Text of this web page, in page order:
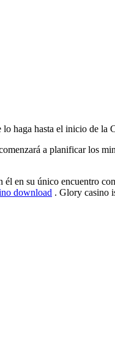
haga hasta el inicio de la
a planificar los
en su único encuentro
download . Glory casino